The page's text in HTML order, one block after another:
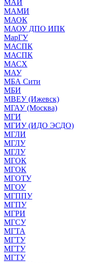
МАИ
МАМИ
МАОК
МАОУ ДПО ИПК
МарГУ
МАСПК
МАСПК
МАСХ
МАУ
МБА Сити
МБИ
МВЕУ (Ижевск)
МГАУ (Москва)
МГИ
МГИУ (ИДО ЭСДО)
МГЛИ
МГЛУ
МГЛУ
МГОК
МГОК
МГОТУ
МГОУ
МГППУ
МГПУ
МГРИ
МГСУ
МГТА
МГТУ
МГТУ
МГТУ